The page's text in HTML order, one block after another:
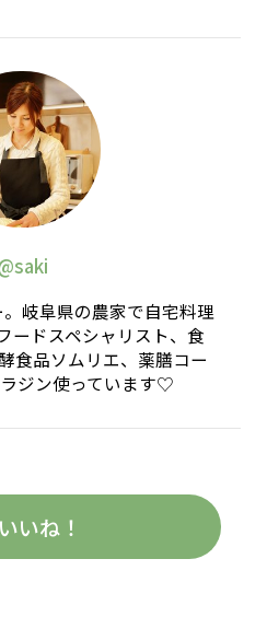
岐阜県の農家で自宅料理
ードスペシャリスト、食
食品ソムリエ、薬膳コー
ジン使っています♡
いいね！